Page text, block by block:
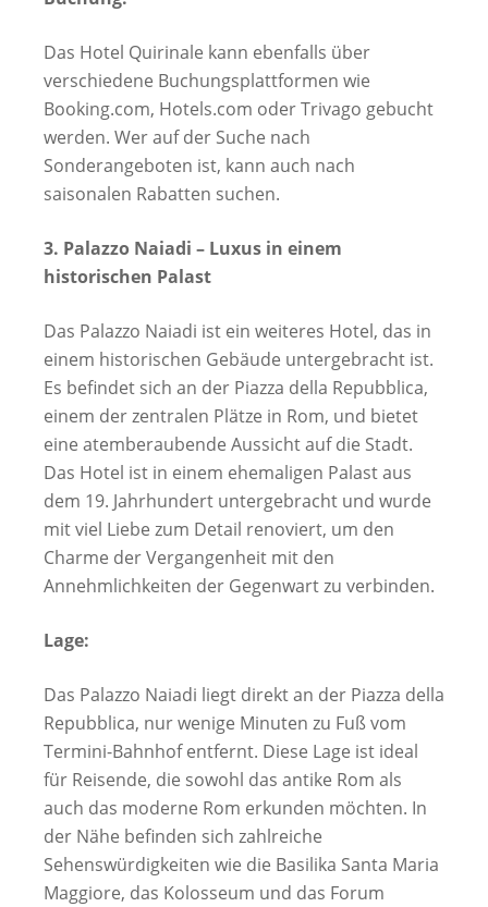
Das Hotel Quirinale kann ebenfalls über
verschiedene Buchungsplattformen wie
Booking.com, Hotels.com oder Trivago gebucht
werden. Wer auf der Suche nach
Sonderangeboten ist, kann auch nach
saisonalen Rabatten suchen.
3. Palazzo Naiadi – Luxus in einem
historischen Palast
Das Palazzo Naiadi ist ein weiteres Hotel, das in
einem historischen Gebäude untergebracht ist.
Es befindet sich an der Piazza della Repubblica,
einem der zentralen Plätze in Rom, und bietet
eine atemberaubende Aussicht auf die Stadt.
Das Hotel ist in einem ehemaligen Palast aus
dem 19. Jahrhundert untergebracht und wurde
mit viel Liebe zum Detail renoviert, um den
Charme der Vergangenheit mit den
Annehmlichkeiten der Gegenwart zu verbinden.
Lage:
Das Palazzo Naiadi liegt direkt an der Piazza della
Repubblica, nur wenige Minuten zu Fuß vom
Termini-Bahnhof entfernt. Diese Lage ist ideal
für Reisende, die sowohl das antike Rom als
auch das moderne Rom erkunden möchten. In
der Nähe befinden sich zahlreiche
Sehenswürdigkeiten wie die Basilika Santa Maria
Maggiore, das Kolosseum und das Forum